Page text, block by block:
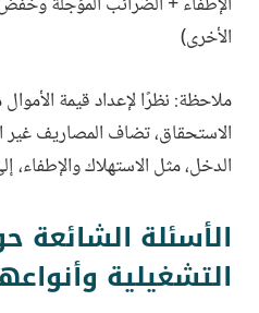
الأخرى)
ملاحظة: نظرًا لإعداد قيمة
الاستحقاق، تضاف المصاريف غير
الدخل، مثل الاستهلاك
الأسئلة الشائعة
التشغيلية